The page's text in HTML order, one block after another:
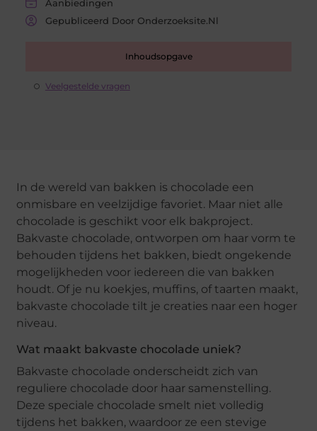
Aanbiedingen
Gepubliceerd Door Onderzoeksite.nl
Inhoudsopgave
Veelgestelde vragen
In de wereld van bakken is chocolade een
onmisbare en veelzijdige favoriet. Maar niet alle
chocolade is geschikt voor elk bakproject.
Bakvaste chocolade, ontworpen om haar vorm te
behouden tijdens het bakken, biedt ongekende
mogelijkheden voor iedereen die van bakken
houdt. Of je nu koekjes, muffins, of taarten maakt,
bakvaste chocolade tilt je creaties naar een hoger
niveau.
Wat maakt bakvaste chocolade uniek?
Bakvaste chocolade onderscheidt zich van
reguliere chocolade door haar samenstelling.
Deze speciale chocolade smelt niet volledig
tijdens het bakken, waardoor ze een stevige